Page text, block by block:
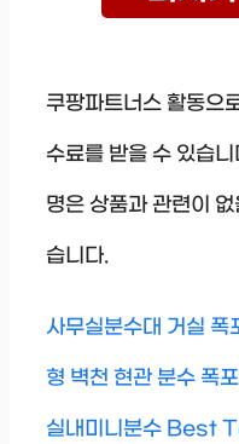
쿠팡파트너스 활동으
수료를 받을 수 있습
명은 상품과 관련이
습니다.
사무실분수대 거실 폭
형 벽천 현관 분수 폭
실내미니분수 Best